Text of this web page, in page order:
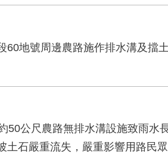
60地號周邊農路施作排水溝及擋
50公尺農路無排水溝設施致雨水
土石嚴重流失，嚴重影響用路民